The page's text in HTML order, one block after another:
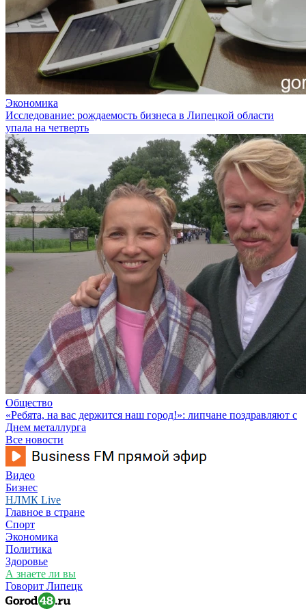
Экономика
Исследование: рождаемость бизнеса в Липецкой области
упала на четверть
Общество
«Ребята, на вас держится наш город!»: липчане поздравляют с
Днем металлурга
Все новости
Видео
Бизнес
НЛМК Live
Главное в стране
Спорт
Экономика
Политика
Здоровье
А знаете ли вы
Говорит Липецк